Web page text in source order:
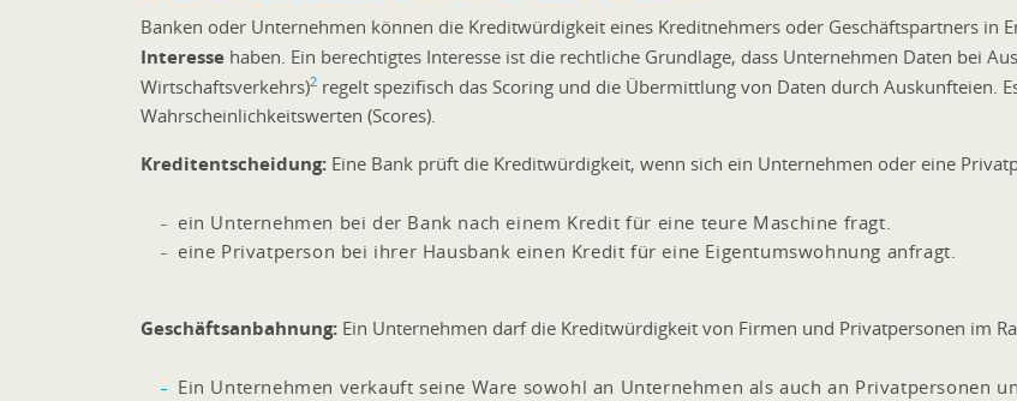
Banken oder Unternehmen können die Kreditwürdigkeit eines Kreditnehmers oder Geschäftspartners in
Interesse haben. Ein berechtigtes Interesse ist die rechtliche Grundlage, dass Unternehmen Daten bei
Wirtschaftsverkehrs)2 regelt spezifisch das Scoring und die Übermittlung von Daten durch Auskunfteien.
Wahrscheinlichkeitswerten (Scores).
Kreditentscheidung: Eine Bank prüft die Kreditwürdigkeit, wenn sich ein Unternehmen oder eine
ein Unternehmen bei der Bank nach einem Kredit für eine teure Maschine fragt.
eine Privatperson bei ihrer Hausbank einen Kredit für eine Eigentumswohnung anfragt.
Geschäftsanbahnung: Ein Unternehmen darf die Kreditwürdigkeit von Firmen und Privatpersonen im
Ein Unternehmen verkauft seine Ware sowohl an Unternehmen als auch an Privatpersonen